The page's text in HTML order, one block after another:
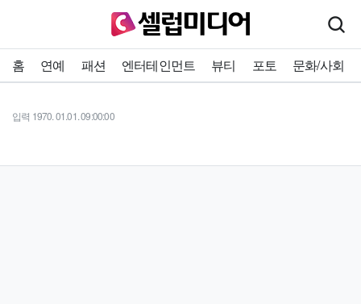
홈 연예 패션 엔터테인먼트 뷰티 포토 문화/사회
입력 1970. 01.01. 09:00:00